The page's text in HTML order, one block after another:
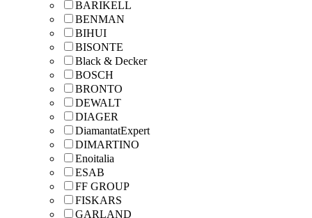
BARIKELL
BENMAN
BIHUI
BISONTE
Black & Decker
BOSCH
BRONTO
DEWALT
DIAGER
DiamantatExpert
DIMARTINO
Enoitalia
ESAB
FF GROUP
FISKARS
GARLAND